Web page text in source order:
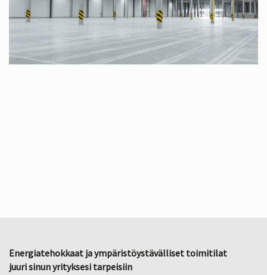
Energiatehokkaat ja ympäristöystävälliset toimitilat
juuri sinun yrityksesi tarpeisiin